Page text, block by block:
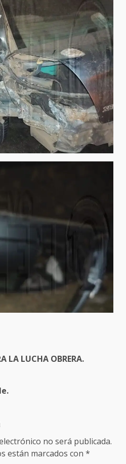
LA LUCHA OBRERA.
no será publicada.
están marcados con *